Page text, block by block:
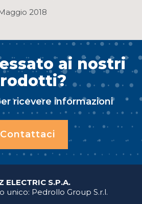
2018
ai nostri
ricevere informazioni
Contattaci
ELECTRIC S.P.A.
unico: Pedrollo Group S.r.l.